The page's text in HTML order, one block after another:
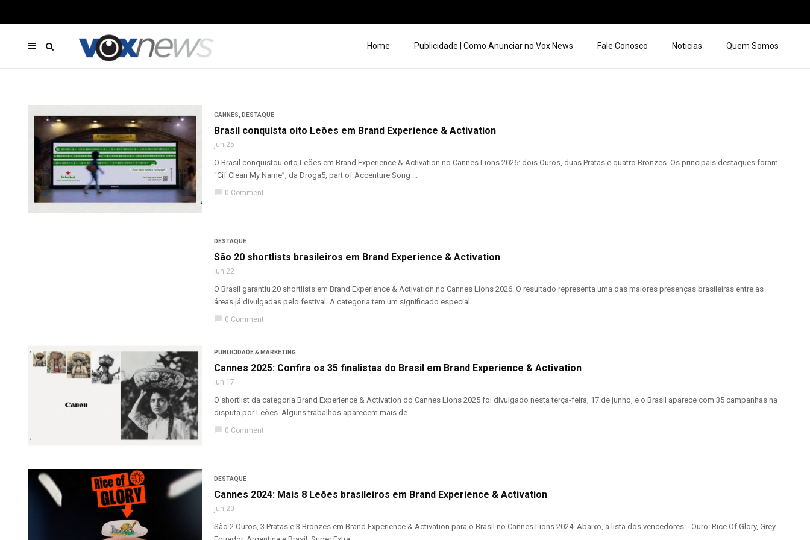
Home Publicidade | Como Anunciar no Vox News Fale Conosco Noticias Quem Somos
CANNES DESTAQUE
Brasil conquista oito Leões em Brand Experience & Activation
jun 25
O Brasil conquistou oito Leões em Brand Experience & Activation no Cannes Lions 2026: dois Ouros, duas Pratas e quatro Bronzes. Os principais destaques foram
“Cif Clean My Name”, da Droga5, part of Accenture Song ...
chat_bubble 0 Comment
DESTAQUE
São 20 shortlists brasileiros em Brand Experience & Activation
jun 22
O Brasil garantiu 20 shortlists em Brand Experience & Activation no Cannes Lions 2026. O resultado representa uma das maiores presenças brasileiras entre as
áreas já divulgadas pelo festival. A categoria tem um significado especial ...
chat_bubble 0 Comment
PUBLICIDADE & MARKETING
Cannes 2025: Confira os 35 finalistas do Brasil em Brand Experience & Activation
jun 17
O shortlist da categoria Brand Experience & Activation do Cannes Lions 2025 foi divulgado nesta terça-feira, 17 de junho, e o Brasil aparece com 35 campanhas na
disputa por Leões. Alguns trabalhos aparecem mais de ...
chat_bubble 0 Comment
DESTAQUE
Cannes 2024: Mais 8 Leões brasileiros em Brand Experience & Activation
jun 20
São 2 Ouros, 3 Pratas e 3 Bronzes em Brand Experience & Activation para o Brasil no Cannes Lions 2024. Abaixo, a lista dos vencedores: Ouro: Rice Of Glory, Grey